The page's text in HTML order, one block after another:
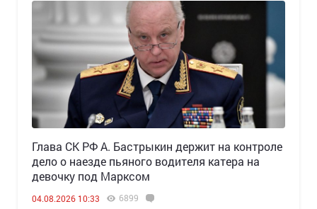
Глава СК РФ А. Бастрыкин держит на контроле
дело о наезде пьяного водителя катера на
девочку под Марксом
04.08.2026 10:33 6899